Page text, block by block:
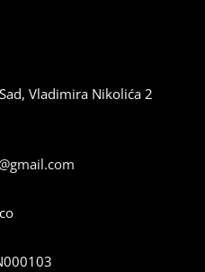
Vladimira Nikolića 2